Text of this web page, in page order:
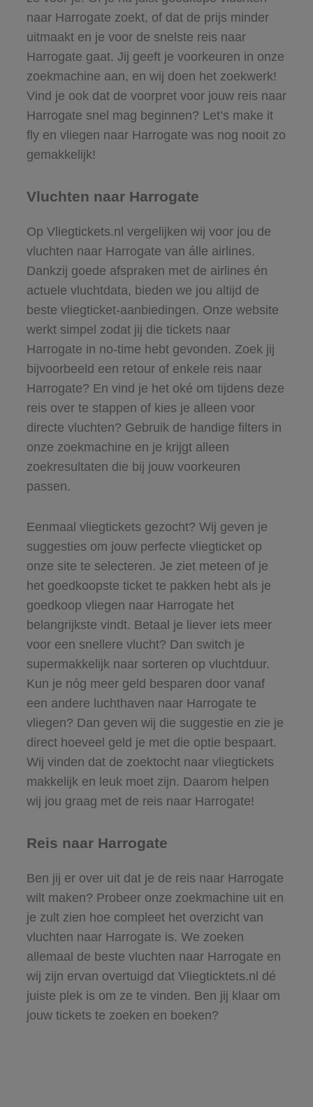
naar Harrogate zoekt, of dat de prijs minder
uitmaakt en je voor de snelste reis naar
Harrogate gaat. Jij geeft je voorkeuren in onze
zoekmachine aan, en wij doen het zoekwerk!
Vind je ook dat de voorpret voor jouw reis naar
Harrogate snel mag beginnen? Let’s make it
fly en vliegen naar Harrogate was nog nooit zo
gemakkelijk!
Vluchten naar Harrogate
Op Vliegtickets.nl vergelijken wij voor jou de
vluchten naar Harrogate van álle airlines.
Dankzij goede afspraken met de airlines én
actuele vluchtdata, bieden we jou altijd de
beste vliegticket-aanbiedingen. Onze website
werkt simpel zodat jij die tickets naar
Harrogate in no-time hebt gevonden. Zoek jij
bijvoorbeeld een retour of enkele reis naar
Harrogate? En vind je het oké om tijdens deze
reis over te stappen of kies je alleen voor
directe vluchten? Gebruik de handige filters in
onze zoekmachine en je krijgt alleen
zoekresultaten die bij jouw voorkeuren
passen.
Eenmaal vliegtickets gezocht? Wij geven je
suggesties om jouw perfecte vliegticket op
onze site te selecteren. Je ziet meteen of je
het goedkoopste ticket te pakken hebt als je
goedkoop vliegen naar Harrogate het
belangrijkste vindt. Betaal je liever iets meer
voor een snellere vlucht? Dan switch je
supermakkelijk naar sorteren op vluchtduur.
Kun je nóg meer geld besparen door vanaf
een andere luchthaven naar Harrogate te
vliegen? Dan geven wij die suggestie en zie je
direct hoeveel geld je met die optie bespaart.
Wij vinden dat de zoektocht naar vliegtickets
makkelijk en leuk moet zijn. Daarom helpen
wij jou graag met de reis naar Harrogate!
Reis naar Harrogate
Ben jij er over uit dat je de reis naar Harrogate
wilt maken? Probeer onze zoekmachine uit en
je zult zien hoe compleet het overzicht van
vluchten naar Harrogate is. We zoeken
allemaal de beste vluchten naar Harrogate en
wij zijn ervan overtuigd dat Vliegticktets.nl dé
juiste plek is om ze te vinden. Ben jij klaar om
jouw tickets te zoeken en boeken?